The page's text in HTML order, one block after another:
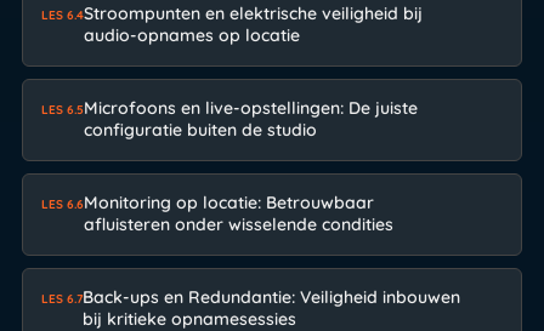
LES 6.4Stroompunten en elektrische veiligheid bij
audio-opnames op locatie
LES 6.5Microfoons en live-opstellingen: De juiste
configuratie buiten de studio
LES 6.6Monitoring op locatie: Betrouwbaar
afluisteren onder wisselende condities
LES 6.7Back-ups en Redundantie: Veiligheid inbouwen
bij kritieke opnamesessies